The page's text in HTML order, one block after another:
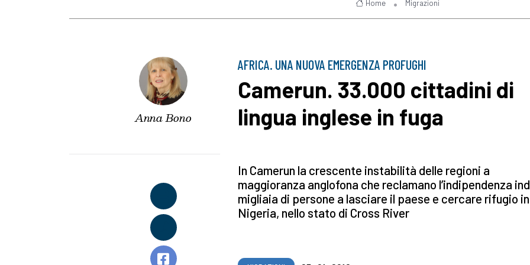
Home Migrazioni
Anna Bono
AFRICA. UNA NUOVA EMERGENZA PROFUGHI
Camerun. 33.000 cittadini di
lingua inglese in fuga
In Camerun la crescente instabilità delle regioni a
maggioranza anglofona che reclamano l’indipendenza
migliaia di persone a lasciare il paese e cercare rifugio in
Nigeria, nello stato di Cross River